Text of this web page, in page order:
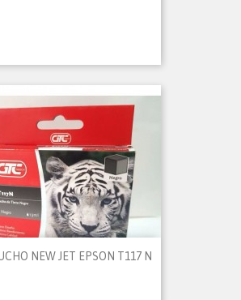
NEW JET EPSON T117 N